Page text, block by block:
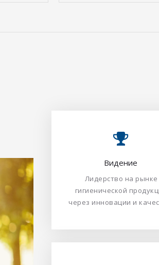
Видение​​​​​​​
Лидерство на рынке
гигиенической
через инновации и
Видение​​​​​​​
Лидерство на рынке
гигиенической
через инновации и